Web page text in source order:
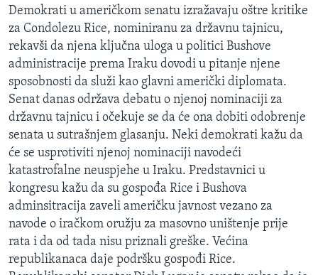
SVIJET
KORUPCIJA
SLOBODA MEDIJA
ŽENSKA STRANA
IZBJEGLIČKA STRANA
MAGAZIN
O GLASU AMERIKE
Learning English
PRATITE NAS
Demokrati u američkom senatu izražavaju oštre kritike
za Condolezu Rice, nominiranu za državnu tajnicu,
rekavši da njena ključna uloga u politici Bushove
administracije prema Iraku dovodi u pitanje njene
sposobnosti da služi kao glavni američki diplomata.
Senat danas održava debatu o njenoj nominaciji za
državnu tajnicu i očekuje se da će ona dobiti odobrenje
senata u sutrašnjem glasanju. Neki demokrati kažu da
će se usprotiviti njenoj nominaciji navodeći
katastrofalne neuspjehe u Iraku. Predstavnici u
kongresu kažu da su gospođa Rice i Bushova
adminsitracija zaveli američku javnost vezano za
navode o iračkom oružju za masovno uništenje prije
rata i da od tada nisu priznali greške. Većina
republikanaca daje podršku gospođi Rice.